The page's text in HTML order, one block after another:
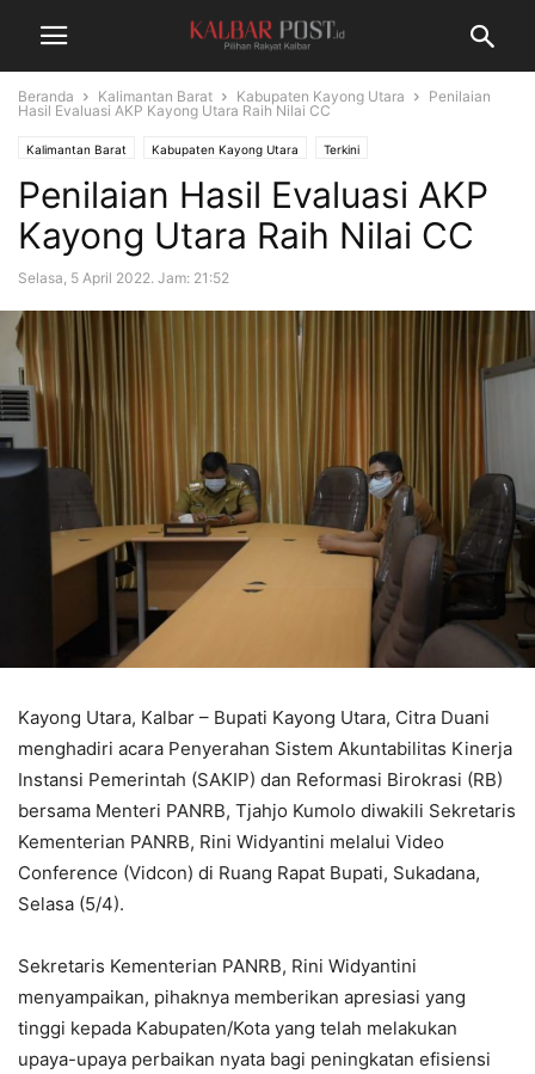
Beranda Kalimantan Barat Kabupaten Kayong Utara
Penilaian
Hasil Evaluasi AKP Kayong Utara Raih Nilai CC
Kalimantan Barat Kabupaten Kayong Utara Terkini
Penilaian Hasil Evaluasi AKP
Kayong Utara Raih Nilai CC
Selasa, 5 April 2022. Jam: 21:52
Kayong Utara, Kalbar – Bupati Kayong Utara, Citra Duani
menghadiri acara Penyerahan Sistem Akuntabilitas Kinerja
Instansi Pemerintah (SAKIP) dan Reformasi Birokrasi (RB)
bersama Menteri PANRB, Tjahjo Kumolo diwakili Sekretaris
Kementerian PANRB, Rini Widyantini melalui Video
Conference (Vidcon) di Ruang Rapat Bupati, Sukadana,
Selasa (5/4).
Sekretaris Kementerian PANRB, Rini Widyantini
menyampaikan, pihaknya memberikan apresiasi yang
tinggi kepada Kabupaten/Kota yang telah melakukan
upaya-upaya perbaikan nyata bagi peningkatan efisiensi